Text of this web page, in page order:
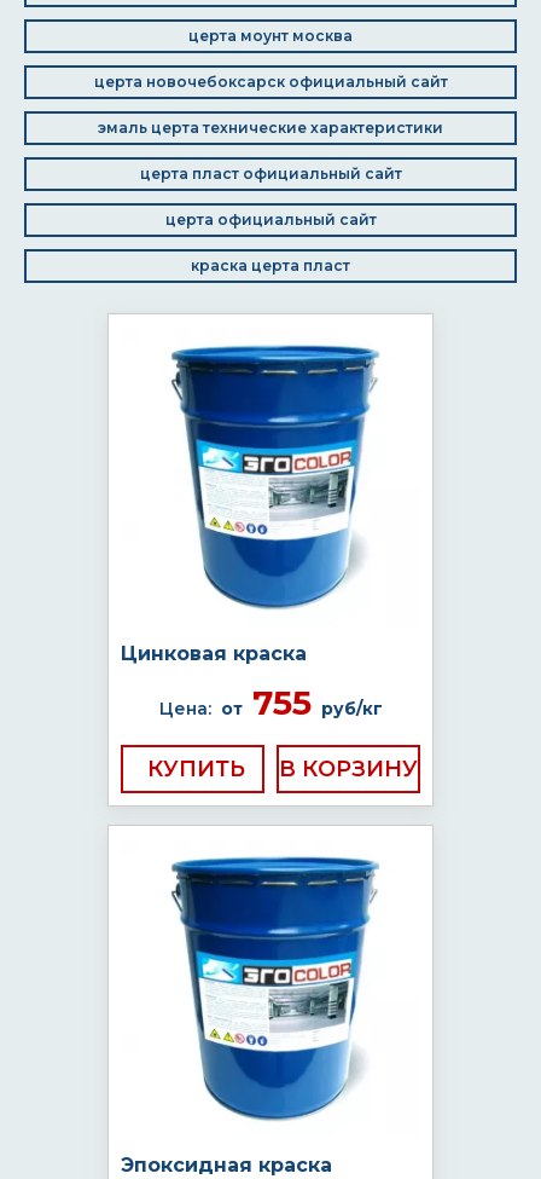
церта моунт москва
церта новочебоксарск официальный сайт
эмаль церта технические характеристики
церта пласт официальный сайт
церта официальный сайт
краска церта пласт
Цинковая краска
Цена: от755 руб/кг
КУПИТЬ
Эпоксидная краска